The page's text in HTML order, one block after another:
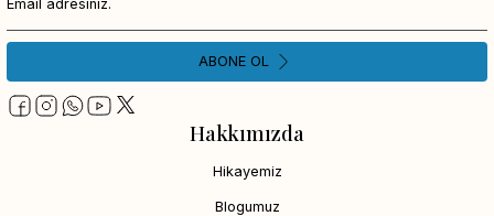
Hakkımızda
Hikayemiz
Blogumuz
ABONE OL